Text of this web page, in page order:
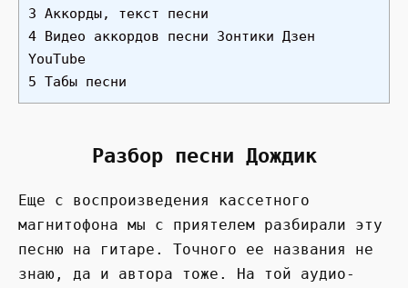
3 Аккорды, текст песни
4 Видео аккордов песни Зонтики Дзен
YouTube
5 Табы песни
Разбор песни Дождик
Еще с воспроизведения кассетного
магнитофона мы с приятелем разбирали эту
песню на гитаре. Точного ее названия не
знаю, да и автора тоже. На той аудио-